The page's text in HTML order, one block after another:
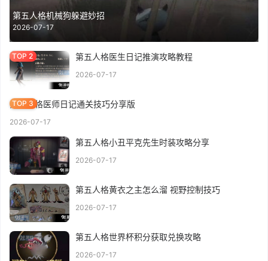
第五人格机械狗躲避妙招
2026-07-17
第五人格医生日记推演攻略教程
2026-07-17
第五人格医师日记通关技巧分享版
2026-07-17
第五人格小丑平克先生时装攻略分享
2026-07-17
第五人格黄衣之主怎么溜 视野控制技巧
2026-07-17
第五人格世界杯积分获取兑换攻略
2026-07-17